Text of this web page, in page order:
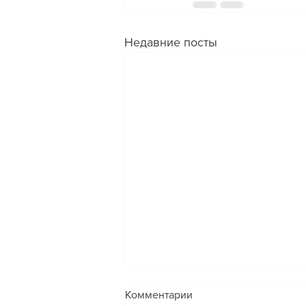
Недавние посты
❓ВОПРОС: возможно
Комментарии